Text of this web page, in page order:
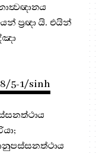
ප්‍රඥා යි. එයින්
5-1/sinh